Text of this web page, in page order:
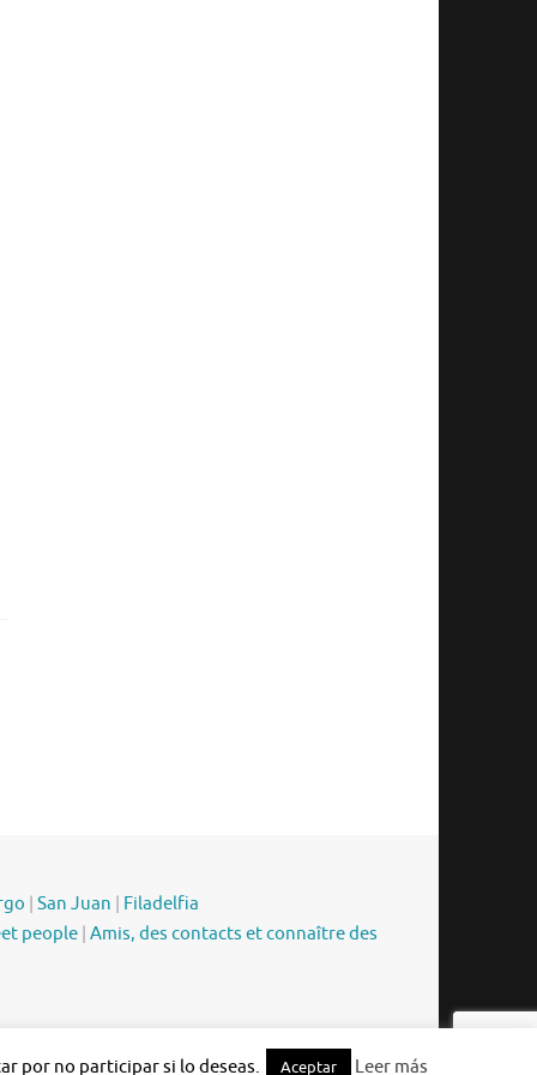
| San Juan | Filadelfia
people | Amis, des contacts et connaître des
Tempera&WordPress.
por no participar si lo deseas. Aceptar Leer más